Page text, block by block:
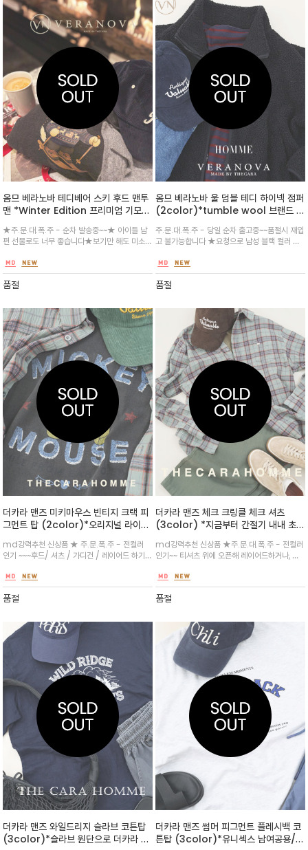
옴므 베라노바 테디베어 스키 후드 맨투
맨 *Winter Edition 프리미엄 기모
원단 / 후드안쪽 모자까지 이중 후리스
로 마감/ 국내생산 / 트렌디한 루즈핏
실루엣으로 체형에 관계없이 편안
★주.문.대.폭.주 - 순차 발송중~~★ 아이들 남
편 선물로도 너무 좋습니다★보기만 해도 미소가
프린트된 매력적인 후드티/안감이 부드러운 기
모로 처리되어 추운 겨울에도 따뜻
품절
옴므 베라노바 울 덤블 테디 하이넥 점퍼
(2color)*tumble wool 브랜드 소
재 사용/ 국내생산 /안감 후리스 이중지
로 보온성 최고 데일리 아이템 / 보기만
해도 포근한 테디베어/덤블 부클 소재를
사용하여 뛰어난 보온성과 트렌디한 무
드를 선사하는 집업 점퍼
주.문.대.폭.주 - 당일 순차 출고중~~품절시 재입
고 불가능합니다 ★요청으로 남성 블랙 컬러 출
입으세요 ^^★ 구스다운 그이상 따듯한 원단으
로 무광 작업한 지퍼와 지퍼외부 테이핑
품절
더카라 맨즈 미키마우스 빈티지 크랙 피
그먼트 탑 (2color)*오리지널 라이센
스 /유니섹스 / 크랙 프린팅 기법으로
레트로한 무드
md강력추천 신상품 ★ 주.문.폭.주 - 전컬러
인기 ~~~후드/ 셔츠 / 가디건 / 레이어드 하기에
다양하게 활용 가능합니다.피그먼트 워싱 처리로
고급스러운 색감이 특징/ 여성은 박시한 탑으로~
품절
더카라 맨즈 체크 크링클 체크 셔츠
(3color) *지금부터 간절기 내내 초가
을까지도~~텁텁하지않게 ~~자연스러운
크링클 텍스처로 바스락하고 산뜻해 답
답함 없이, 간절기엔 가벼운 아우터처럼
툭 걸치기 좋습니다.
md강력추천 신상품 ★주.문.대.폭.주 - 전컬러
인기~~ 티셔츠 위에 오픈해 레이어드하거나, 단
데일리 룩
품절
더카라 맨즈 와일드리지 슬라브 코튼탑
(3color)*슬라브 원단으로 더카라 맨
더카라 맨즈 썸머 피그먼트 플레시백 코
튼탑 (3color)*유니섹스 남여공용/피